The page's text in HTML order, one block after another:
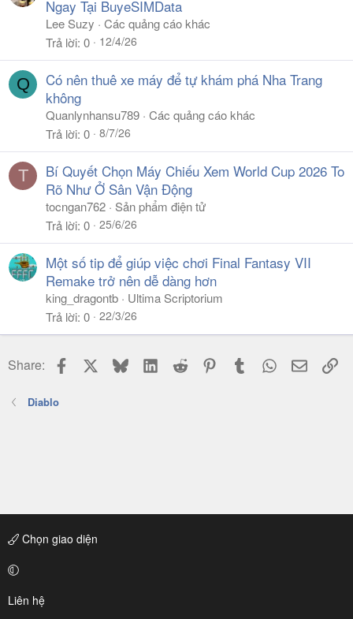
Ngay Tại BuyeSIMData
Lee Suzy
Các quảng cáo khác
Trả lời 0 12/4/26
Q
Có nên thuê xe máy để tự khám phá Nha Trang
không
Quanlynhansu789 Các quảng cáo khác
Trả lời 0 8/7/26
T
Bí Quyết Chọn Máy Chiếu Xem World Cup 2026 To
Rõ Như Ở Sân Vận Động
tocngan762
Sản phẩm điện tử
Trả lời 0 25/6/26
Một số tip để giúp việc chơi Final Fantasy VII
Remake trở nên dễ dàng hơn
king_dragontb
Ultima Scriptorium
Trả lời 0 22/3/26
Share: Facebook BlueskyLinkedIn
Reddit PinterestTumblr WhatsApp
Email
Diablo
Chọn giao diện
Liên hệ